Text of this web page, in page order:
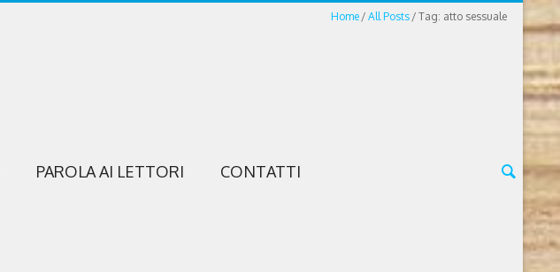
Home All Posts Tag: atto sessuale
PAROLA AI LETTORI CONTATTI